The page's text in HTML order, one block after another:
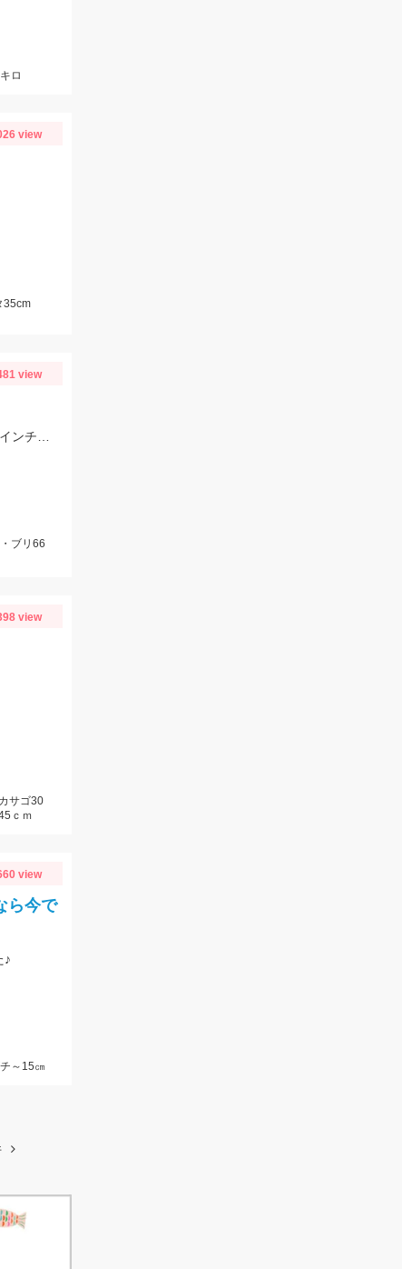
ロ
view
35cm
view
ブリ66
view
サゴ30
ｃｍ
view
ら今で
♪
～15㎝